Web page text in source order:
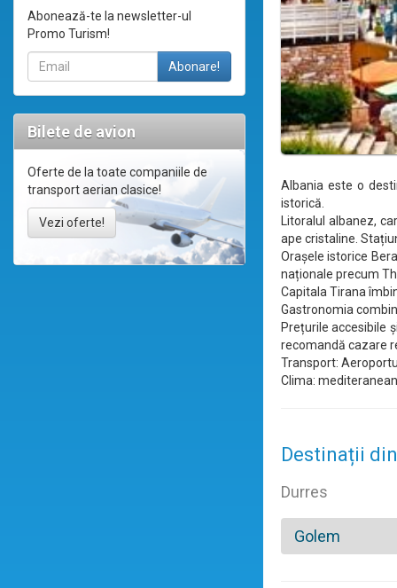
Abonează-te la newsletter-ul
Promo Turism!
Bilete de avion
Oferte de la toate companiile de
transport aerian clasice!
Vezi oferte!
Albania este o
istorică.
Litoralul albanez,
ape cristaline.
Orașele istorice
naționale precum
Capitala Tirana
Gastronomia
Prețurile accesibile
recomandă cazare
Transport:
Clima:
Destinații
Durres
Golem